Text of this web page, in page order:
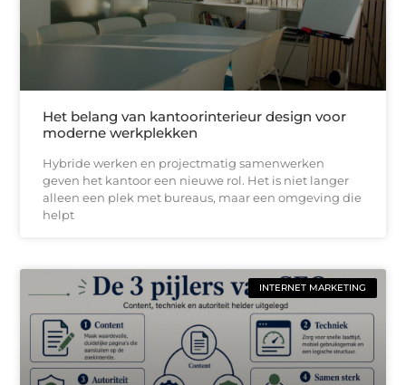
Het belang van kantoorinterieur design voor
moderne werkplekken
Hybride werken en projectmatig samenwerken
geven het kantoor een nieuwe rol. Het is niet langer
alleen een plek met bureaus, maar een omgeving die
helpt
INTERNET MARKETING